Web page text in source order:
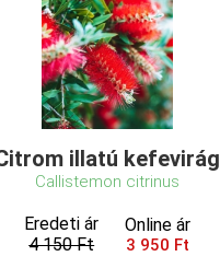
illatú kefevirág
Callistemon citrinus
Eredeti ár
4 150 Ft
Online ár
3 950 Ft